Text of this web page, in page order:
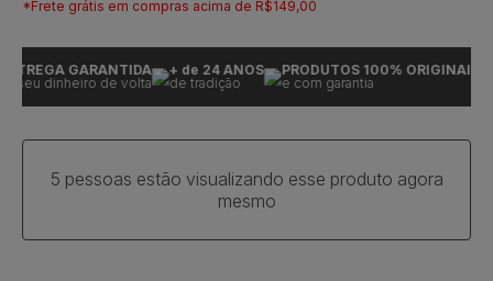
*Frete grátis em compras acima de R$149,00
GARANTIDA
dinheiro de volta
+ de 24 ANOS
de tradição
PRODUTOS 100% ORIGINAIS
e com garantia
5 pessoas estão visualizando esse produto agora
mesmo